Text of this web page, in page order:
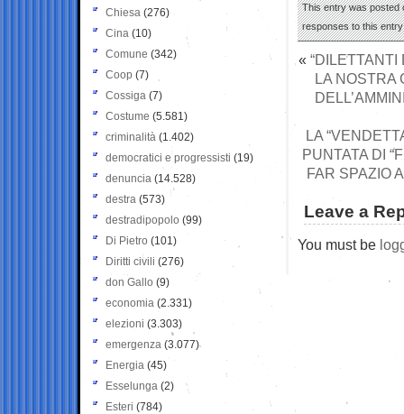
This entry was posted
responses to this
« “DILETTANTI
LA NOSTRA
LA
PUNTATA DI
FAR SPAZIO
Leave a
You must be
Chiesa (276)
Cina (10)
Comune (342)
Coop (7)
Cossiga (7)
Costume (5.581)
criminalità (1.402)
democratici e progressisti (19)
denuncia (14.528)
destra (573)
destradipopolo (99)
Di Pietro (101)
Diritti civili (276)
don Gallo (9)
economia (2.331)
elezioni (3.303)
emergenza (3.077)
Energia (45)
Esselunga (2)
Esteri (784)